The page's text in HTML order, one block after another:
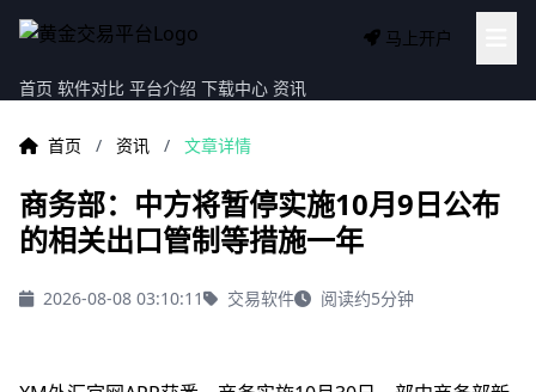
马上开户
首页 软件对比 平台介绍 下载中心 资讯
首页 / 资讯 / 文章详情
商务部：中方将暂停实施10月9日公布
的相关出口管制等措施一年
2026-08-08 03:10:11 交易软件 阅读约5分钟